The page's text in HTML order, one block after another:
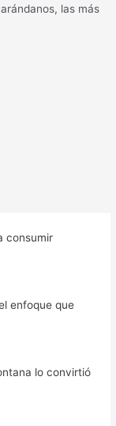
las más
consumir
enfoque que
lo convirtió